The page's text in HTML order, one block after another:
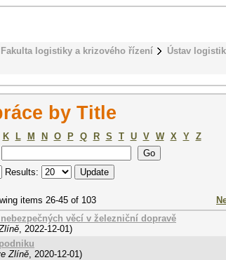
Fakulta logistiky a krizového řízení Ústav
by Title
K L M N O P Q R S T U V W X Y
Z
Results:
items 26-45 of 103
věcí v železniční dopravě
, 2022-12-01)
Zlíně, 2020-12-01)